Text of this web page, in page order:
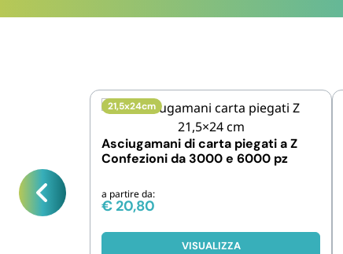
21,5x24cm
Asciugamani di carta piegati a Z
Confezioni da 3000 e 6000 pz
a partire da:
€ 20,80
VISUALIZZA